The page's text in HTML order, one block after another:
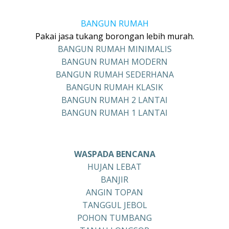
BANGUN RUMAH
Pakai jasa tukang borongan lebih murah.
BANGUN RUMAH MINIMALIS
BANGUN RUMAH MODERN
BANGUN RUMAH SEDERHANA
BANGUN RUMAH KLASIK
BANGUN RUMAH 2 LANTAI
BANGUN RUMAH 1 LANTAI
WASPADA BENCANA
HUJAN LEBAT
BANJIR
ANGIN TOPAN
TANGGUL JEBOL
POHON TUMBANG